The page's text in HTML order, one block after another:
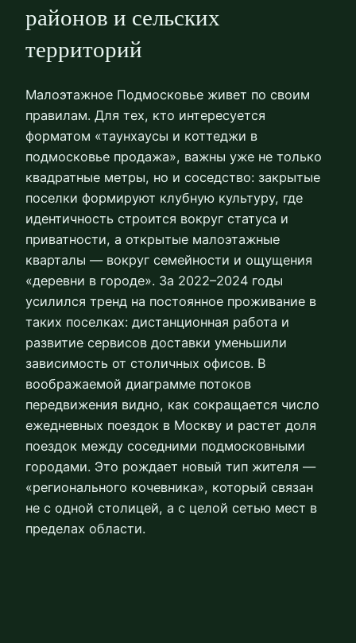
районов и сельских
территорий
Малоэтажное Подмосковье живет по своим
правилам. Для тех, кто интересуется
форматом «таунхаусы и коттеджи в
подмосковье продажа», важны уже не только
квадратные метры, но и соседство: закрытые
поселки формируют клубную культуру, где
идентичность строится вокруг статуса и
приватности, а открытые малоэтажные
кварталы — вокруг семейности и ощущения
«деревни в городе». За 2022–2024 годы
усилился тренд на постоянное проживание в
таких поселках: дистанционная работа и
развитие сервисов доставки уменьшили
зависимость от столичных офисов. В
воображаемой диаграмме потоков
передвижения видно, как сокращается число
ежедневных поездок в Москву и растет доля
поездок между соседними подмосковными
городами. Это рождает новый тип жителя —
«регионального кочевника», который связан
не с одной столицей, а с целой сетью мест в
пределах области.